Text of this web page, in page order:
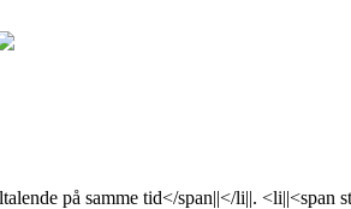
på samme tid</span||</li||. <li||<span